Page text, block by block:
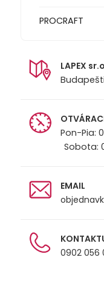
PROCRAFT
LAPEX
Pon-Pia:
Sobota:
EMAIL
0902 056